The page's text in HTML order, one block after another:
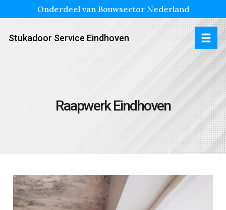
Onderdeel van Bouwsector Nederland
Stukadoor Service Eindhoven
Raapwerk Eindhoven